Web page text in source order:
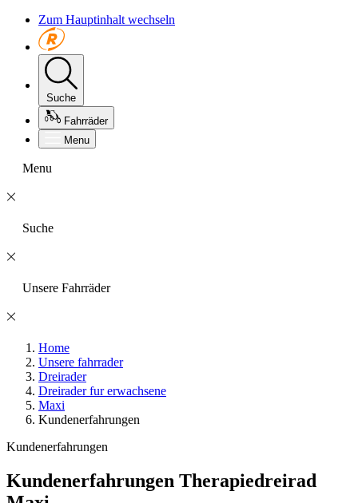
Zum Hauptinhalt wechseln
Suche
Fahrräder
Menu
Menu
Suche
Unsere Fahrräder
Home
Unsere fahrrader
Dreirader
Dreirader fur erwachsene
Maxi
Kundenerfahrungen
Kundenerfahrungen
Kundenerfahrungen Therapiedreirad